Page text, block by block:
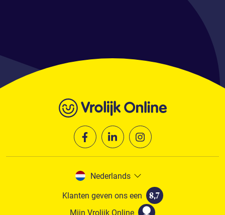
Nederlands
Klanten geven ons een
8,7
Mijn Vrolijk Online